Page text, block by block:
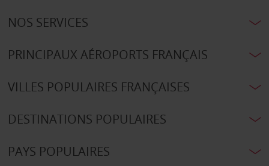
NOS SERVICES
PRINCIPAUX AÉROPORTS FRANÇAIS
VILLES POPULAIRES FRANÇAISES
DESTINATIONS POPULAIRES
PAYS POPULAIRES